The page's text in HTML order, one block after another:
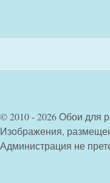
© 2010 - 2026 Обои для
Изображения,
Администрация не